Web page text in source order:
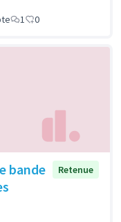
1 0
bande
Retenue